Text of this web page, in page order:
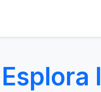
Esplora